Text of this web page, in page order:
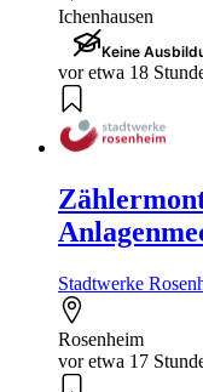
Ichenhausen
Keine
vor etwa 18
Stadtwerke
Rosenheim
vor etwa 17